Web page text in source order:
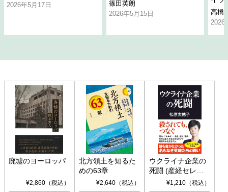
2026年5月17日
篠田英朗
2026年5月15日
高橋
2026
廃墟のヨーロッパ
¥2,860（税込）
北方領土を知るた
めの63章
¥2,640（税込）
ウクライナ企業の
死闘 (産経セレク
ト S 039)¥1,210（税込）